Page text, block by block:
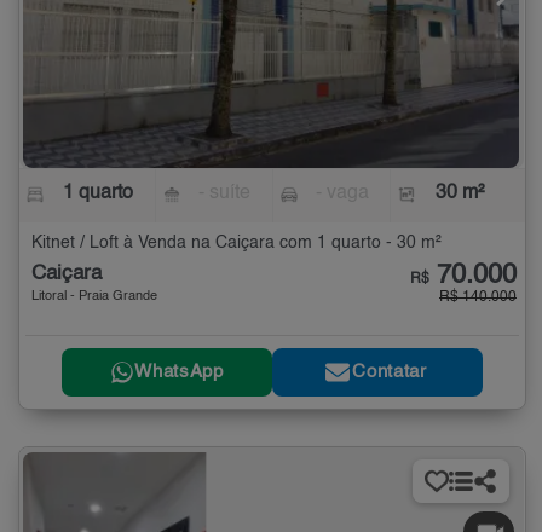
1 quarto 30 m²
Kitnet / Loft à Venda na Caiçara com 1 quarto - 30 m²
Caiçara
Litoral - Praia Grande
R$ 70.000
R$ 140.000
WhatsApp Contatar